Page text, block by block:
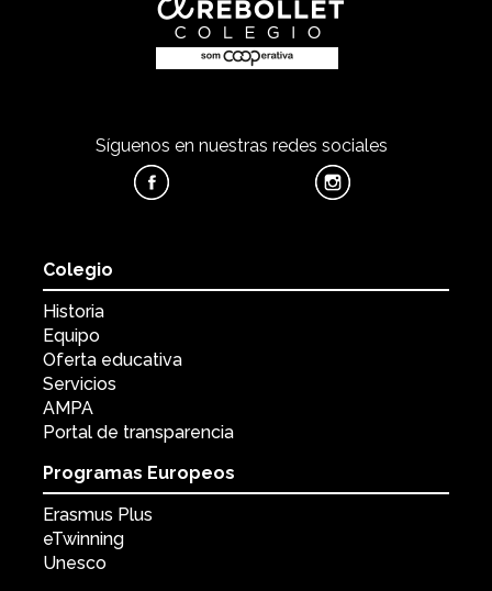
Síguenos en nuestras redes sociales
Colegio
Historia
Equipo
Oferta educativa
Servicios
AMPA
Portal de transparencia
Programas Europeos
Erasmus Plus
eTwinning
Unesco